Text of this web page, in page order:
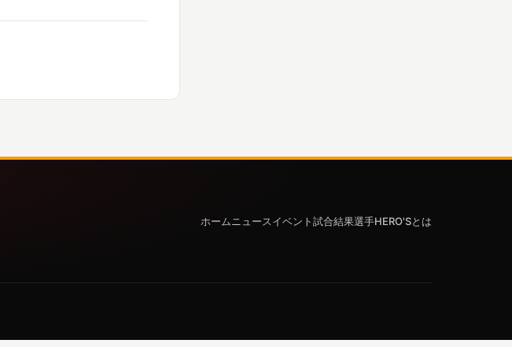
ホームニュースイベント試合結果選手HERO'Sとは